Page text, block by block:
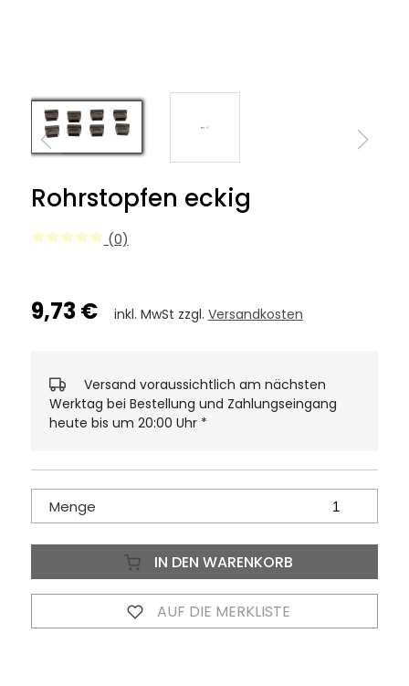
Rohrstopfen eckig
(0)
9,73 € inkl. MwSt zzgl. Versandkosten
Versand voraussichtlich am nächsten
Werktag bei Bestellung und Zahlungseingang
heute bis um 20:00 Uhr *
Menge
IN DEN WARENKORB
AUF DIE MERKLISTE